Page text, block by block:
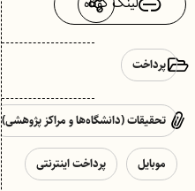
پرداخت
تحقیقات (دانشگاه‌ها و مراکز پژوهشی)
موبایل پرداخت اینترنتی